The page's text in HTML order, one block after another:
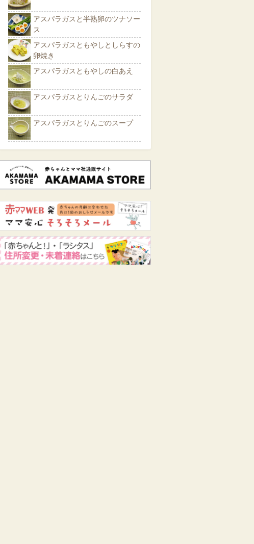
アスパラガスと半熟卵のツナソー
ス
アスパラガスともやしとしらすの
卵焼き
アスパラガスともやしの白あえ
アスパラガスとりんごのサラダ
アスパラガスとりんごのスープ